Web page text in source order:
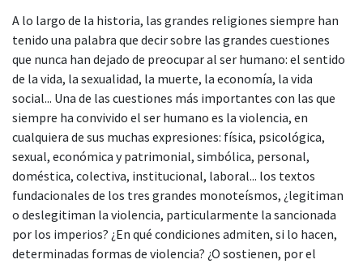
A lo largo de la historia, las grandes religiones siempre han
tenido una palabra que decir sobre las grandes cuestiones
que nunca han dejado de preocupar al ser humano: el sentido
de la vida, la sexualidad, la muerte, la economía, la vida
social... Una de las cuestiones más importantes con las que
siempre ha convivido el ser humano es la violencia, en
cualquiera de sus muchas expresiones: física, psicológica,
sexual, económica y patrimonial, simbólica, personal,
doméstica, colectiva, institucional, laboral... los textos
fundacionales de los tres grandes monoteísmos, ¿legitiman
o deslegitiman la violencia, particularmente la sancionada
por los imperios? ¿En qué condiciones admiten, si lo hacen,
determinadas formas de violencia? ¿O sostienen, por el